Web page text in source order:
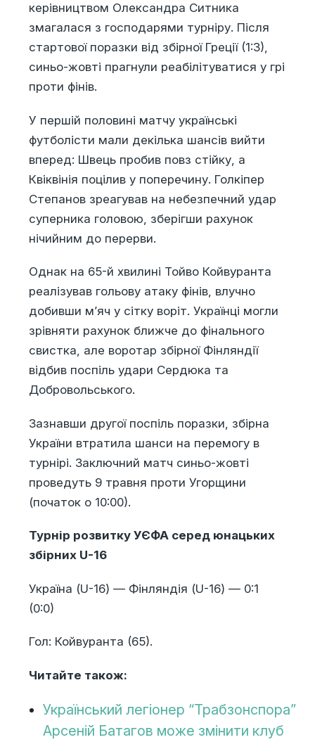
керівництвом Олександра Ситника
змагалася з господарями турніру. Після
стартової поразки від збірної Греції (1:3),
синьо-жовті прагнули реабілітуватися у грі
проти фінів.
У першій половині матчу українські
футболісти мали декілька шансів вийти
вперед: Швець пробив повз стійку, а
Квіквінія поцілив у поперечину. Голкіпер
Степанов зреагував на небезпечний удар
суперника головою, зберігши рахунок
нічийним до перерви.
Однак на 65-й хвилині Тойво Койвуранта
реалізував гольову атаку фінів, влучно
добивши м’яч у сітку воріт. Українці могли
зрівняти рахунок ближче до фінального
свистка, але воротар збірної Фінляндії
відбив поспіль удари Сердюка та
Добровольського.
Зазнавши другої поспіль поразки, збірна
України втратила шанси на перемогу в
турнірі. Заключний матч синьо-жовті
проведуть 9 травня проти Угорщини
(початок о 10:00).
Турнір розвитку УЄФА серед юнацьких
збірних U-16
Україна (U-16) — Фінляндія (U-16) — 0:1
(0:0)
Гол: Койвуранта (65).
Читайте також:
Український легіонер “Трабзонспора”
Арсеній Батагов може змінити клуб